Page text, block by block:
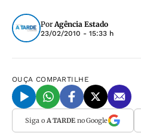
PorAgência Estado
23/02/2010 - 15:33 h
OUÇA COMPARTILHE
Siga o A TARDEno Google